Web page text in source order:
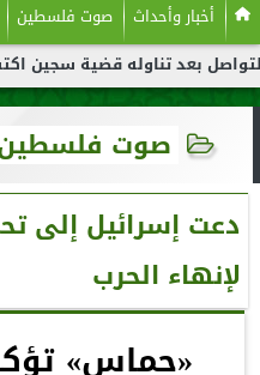
أخبار وأحداث صوت فلسطين
تناوله قضية سجين اكتشف علاجا
صوت
دعت إسرائيل إلى
لإنهاء الحرب
«حماس»